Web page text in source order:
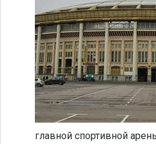
главной спортивной